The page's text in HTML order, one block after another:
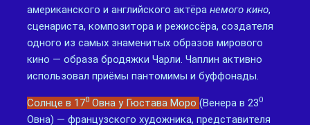
американского и английского актёра немого кино,
сценариста, композитора и режиссёра, создателя
одного из самых знаменитых образов мирового
кино — образа бродяжки Чарли. Чаплин активно
использовал приёмы пантомимы и буффонады.
Солнце в 170 Овна у Гюстава Моро (Венера в 230
Овна) — французского художника, представителя